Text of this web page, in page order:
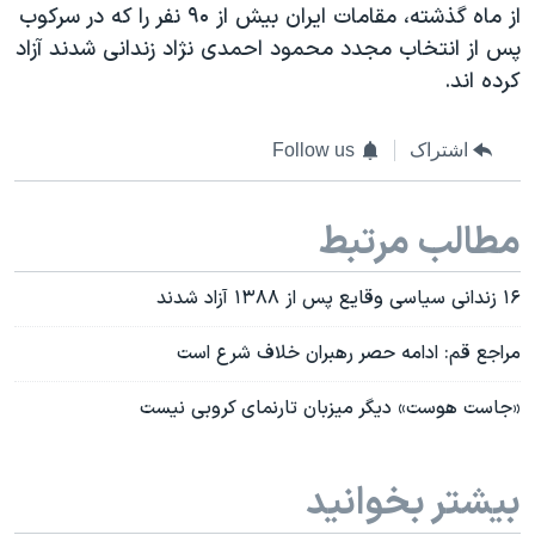
از ماه گذشته، مقامات ایران بیش از ۹۰ نفر را که در سرکوب
پس از انتخاب مجدد محمود احمدی نژاد زندانی شدند آزاد
کرده اند.
اشتراک Follow us
مطالب مرتبط
۱۶ زندانی سیاسی وقایع پس از ۱۳۸۸ آزاد شدند
مراجع قم: ادامه حصر رهبران خلاف شرع است
«جاست هوست» دیگر میزبان تارنمای کروبی نیست
بیشتر بخوانید